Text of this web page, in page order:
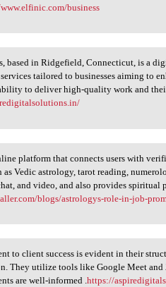
business
based in Ridgefield, Connecticut, is a
tailored to businesses aiming to
to deliver high-quality work and
online
platform that connects users with
Vedic astrology, tarot reading,
and video, and also provides spiritual
blogs/astrologys-role-in-job-
to
to client success is evident in their
They utilize tools like Google Meet and
are well-informed .https://